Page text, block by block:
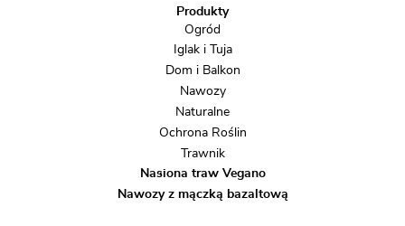
Produkty
Ogród
Iglak i Tuja
Dom i Balkon
Nawozy
Naturalne
Ochrona Roślin
Trawnik
Nasiona traw Vegano
Nawozy z mączką bazaltową